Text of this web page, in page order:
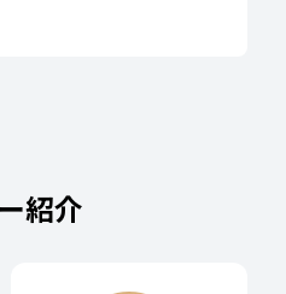
紹介